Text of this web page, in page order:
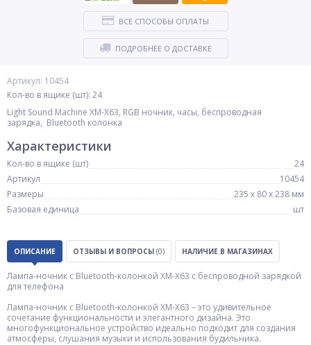
Артикул: 10454
Кол-во в ящике (шт): 24
Light Sound Machine XM-X63, RGB ночник, часы, беспроводная
зарядка, Bluetooth колонка
ВСЕ СПОСОБЫ ОПЛАТЫ
ПОДРОБНЕЕ О ДОСТАВКЕ
Характеристики
Кол-во в ящике (шт)
24
Артикул
10454
Размеры
235 х 80 х 238 мм
Базовая единица
шт
ОПИСАНИЕ ОТЗЫВЫ И ВОПРОСЫ (0) НАЛИЧИЕ В МАГАЗИНАХ
Лампа-ночник с Bluetooth-колонкой XM-X63 с беспроводной зарядкой
для телефона
Лампа-ночник с Bluetooth-колонкой XM-X63 – это удивительное
сочетание функциональности и элегантного дизайна. Это
многофункциональное устройство идеально подходит для создания
атмосферы, слушания музыки и использования будильника.